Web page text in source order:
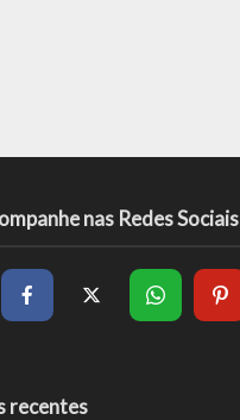
nas Redes Sociais
recentes